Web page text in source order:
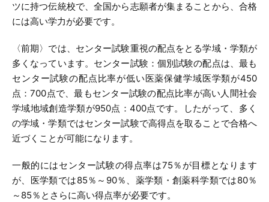
ツに持つ伝統校で、全国から志願者が集まることから、合格
には高い学力が必要です。
〈前期〉では、センター試験重視の配点をとる学域・学類が
多くなっています。センター試験：個別試験の配点は、最も
センター試験の配点比率が低い医薬保健学域医学類が450
点：700点で、最もセンター試験の配点比率が高い人間社会
学域地域創造学類が950点：400点です。したがって、多く
の学域・学類ではセンター試験で高得点を取ることで合格へ
近づくことが可能になります。
一般的にはセンター試験の得点率は75％が目標となります
が、医学類では85％～90％、薬学類・創薬科学類では80％
～85％とさらに高い得点率が必要です。